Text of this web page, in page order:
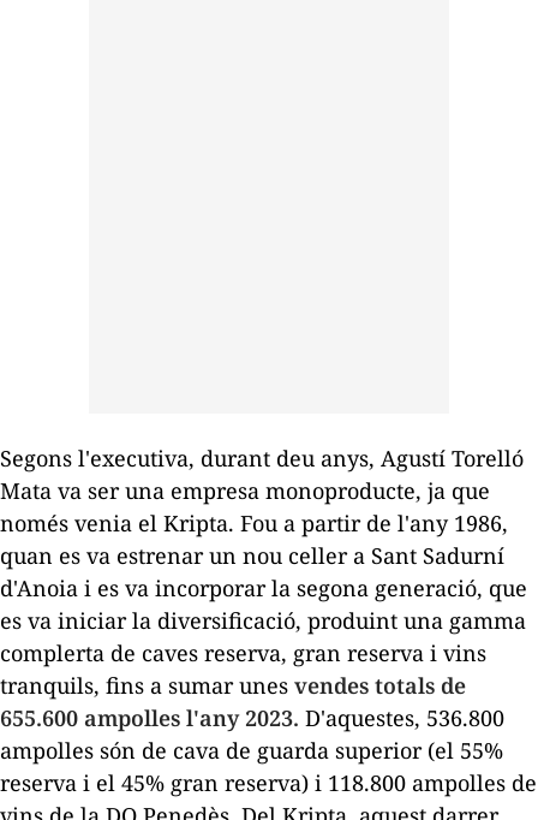
Segons l'executiva, durant deu anys, Agustí Torelló
Mata va ser una empresa monoproducte, ja que
només venia el Kripta. Fou a partir de l'any 1986,
quan es va estrenar un nou celler a Sant Sadurní
d'Anoia i es va incorporar la segona generació, que
es va iniciar la diversificació, produint una gamma
complerta de caves reserva, gran reserva i vins
tranquils, fins a sumar unes vendes totals de
655.600 ampolles l'any 2023. D'aquestes, 536.800
ampolles són de cava de guarda superior (el 55%
reserva i el 45% gran reserva) i 118.800 ampolles de